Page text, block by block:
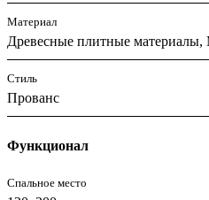
Материал
Древесные плитные
Стиль
Прованс
Функционал
Спальное место